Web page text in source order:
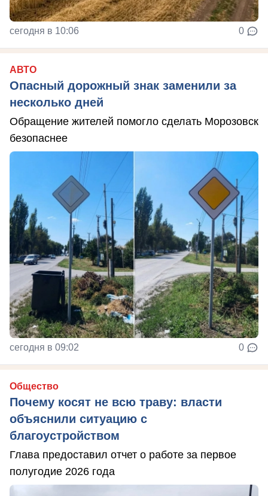
сегодня в 10:06 0
АВТО
Опасный дорожный знак заменили за
несколько дней
Обращение жителей помогло сделать Морозовск
безопаснее
сегодня в 09:02 0
Общество
Почему косят не всю траву: власти
объяснили ситуацию с
благоустройством
Глава предоставил отчет о работе за первое
полугодие 2026 года